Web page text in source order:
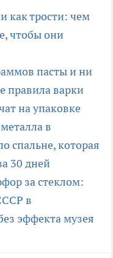
как трости: чем
чтобы они
пасты и ни
правила варки
на упаковке
в
спальне, которая
30 дней
за стеклом:
в
эффекта музея